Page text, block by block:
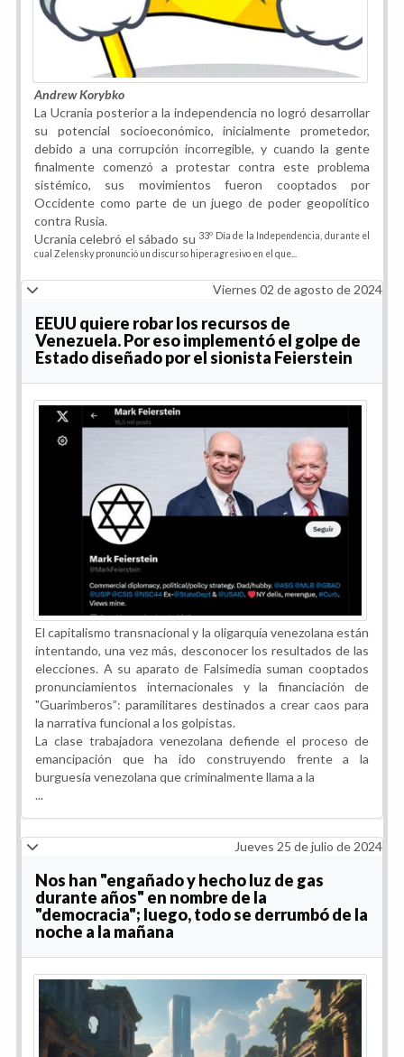
Andrew Korybko
La Ucrania posterior a la independencia no logró desarrollar
su potencial socioeconómico, inicialmente prometedor,
debido a una corrupción incorregible, y cuando la gente
finalmente comenzó a protestar contra este problema
sistémico, sus movimientos fueron cooptados por
Occidente como parte de un juego de poder geopolítico
contra Rusia.
Ucrania celebró el sábado su 33º Día de la Independencia, durante el
cual Zelensky pronunció un discurso hiperagresivo en el que...
Viernes 02 de agosto de 2024
EEUU quiere robar los recursos de
Venezuela. Por eso implementó el golpe de
Estado diseñado por el sionista Feierstein
El capitalismo transnacional y la oligarquía venezolana están
intentando, una vez más, desconocer los resultados de las
elecciones. A su aparato de Falsimedia suman cooptados
pronunciamientos internacionales y la financiación de
"Guarimberos”: paramilitares destinados a crear caos para
la narrativa funcional a los golpistas.
La clase trabajadora venezolana defiende el proceso de
emancipación que ha ido construyendo frente a la
burguesía venezolana que criminalmente llama a la
...
Jueves 25 de julio de 2024
Nos han "engañado y hecho luz de gas
durante años" en nombre de la
"democracia"; luego, todo se derrumbó de la
noche a la mañana